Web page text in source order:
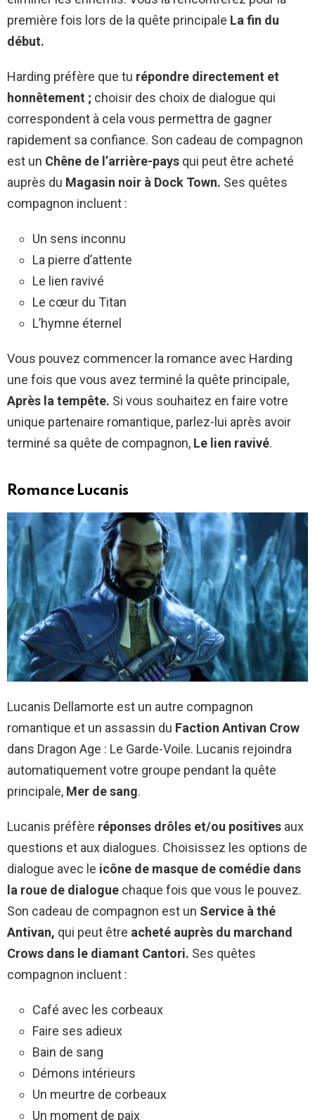
première fois lors de la quête principale La fin du
début.
Harding préfère que tu répondre directement et
honnêtement ; choisir des choix de dialogue qui
correspondent à cela vous permettra de gagner
rapidement sa confiance. Son cadeau de compagnon
est un Chêne de l’arrière-pays qui peut être acheté
auprès du Magasin noir à Dock Town. Ses quêtes
compagnon incluent :
Un sens inconnu
La pierre d’attente
Le lien ravivé
Le cœur du Titan
L’hymne éternel
Vous pouvez commencer la romance avec Harding
une fois que vous avez terminé la quête principale,
Après la tempête. Si vous souhaitez en faire votre
unique partenaire romantique, parlez-lui après avoir
terminé sa quête de compagnon, Le lien ravivé.
Romance Lucanis
Lucanis Dellamorte est un autre compagnon
romantique et un assassin du Faction Antivan Crow
dans Dragon Age : Le Garde-Voile. Lucanis rejoindra
automatiquement votre groupe pendant la quête
principale, Mer de sang.
Lucanis préfère réponses drôles et/ou positives aux
questions et aux dialogues. Choisissez les options de
dialogue avec le icône de masque de comédie dans
la roue de dialogue chaque fois que vous le pouvez.
Son cadeau de compagnon est un Service à thé
Antivan, qui peut être acheté auprès du marchand
Crows dans le diamant Cantori. Ses quêtes
compagnon incluent :
Café avec les corbeaux
Faire ses adieux
Bain de sang
Démons intérieurs
Un meurtre de corbeaux
Un moment de paix